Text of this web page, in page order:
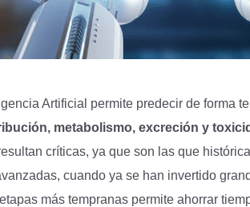
Artificial permite predecir de forma
metabolismo, excreción y
críticas, ya que son las que
cuando ya se han invertido
más tempranas permite ahorrar